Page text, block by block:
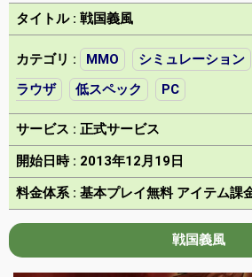
タイトル : 戦国義風
カテゴリ : MMO シミュレーション
ラウザ
低スペック PC
サービス : 正式サービス
開始日時 : 2013年12月19日
料金体系 : 基本プレイ無料 アイテム課
戦国義風